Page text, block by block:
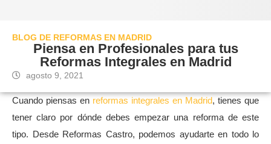
BLOG DE REFORMAS EN MADRID
Piensa en Profesionales para tus
Reformas Integrales en Madrid
agosto 9, 2021
Cuando piensas en reformas integrales en Madrid, tienes que
tener claro por dónde debes empezar una reforma de este
tipo. Desde Reformas Castro, podemos ayudarte en todo lo